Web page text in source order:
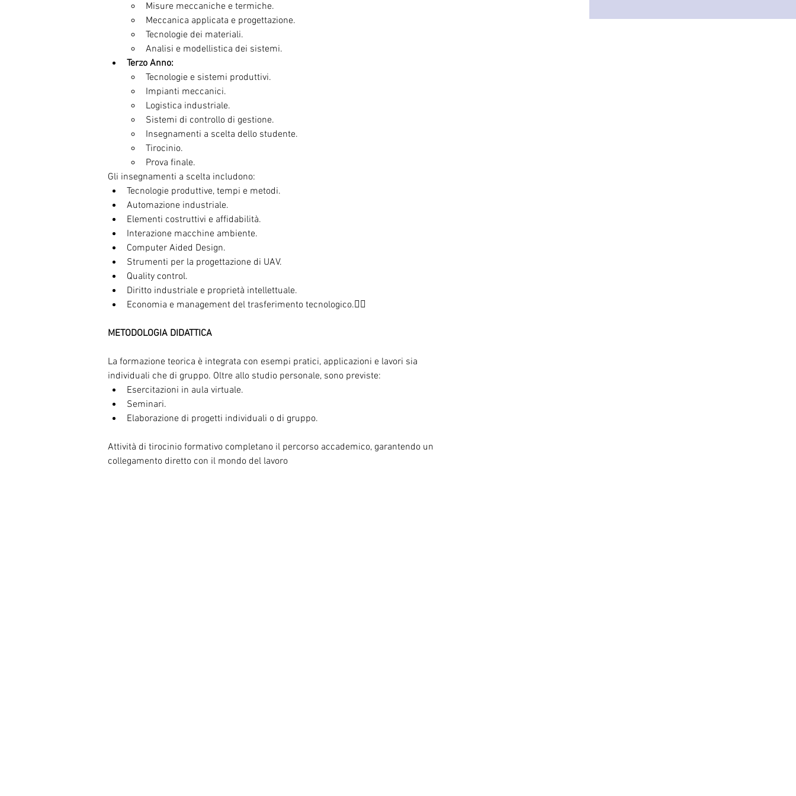
Misure meccaniche e termiche.
Meccanica applicata e progettazione.
Tecnologie dei materiali.
Analisi e modellistica dei sistemi.
Terzo Anno:
Tecnologie e sistemi produttivi.
Impianti meccanici.
Logistica industriale.
Sistemi di controllo di gestione.
Insegnamenti a scelta dello studente.
Tirocinio.
Prova finale.
Gli insegnamenti a scelta includono:
Tecnologie produttive, tempi e metodi.
Automazione industriale.
Elementi costruttivi e affidabilità.
Interazione macchine ambiente.
Computer Aided Design.
Strumenti per la progettazione di UAV.
Quality control.
Diritto industriale e proprietà intellettuale.
Economia e management del trasferimento tecnologico.
METODOLOGIA DIDATTICA
La formazione teorica è integrata con esempi pratici, applicazioni e lavori sia
individuali che di gruppo. Oltre allo studio personale, sono previste:
Esercitazioni in aula virtuale.
Seminari.
Elaborazione di progetti individuali o di gruppo.
Attività di tirocinio formativo completano il percorso accademico, garantendo un
collegamento diretto con il mondo del lavoro